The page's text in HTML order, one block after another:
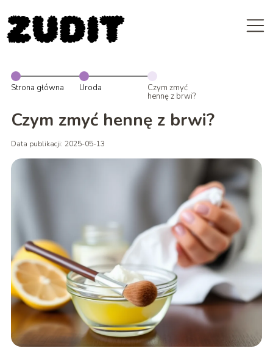
Strona główna Uroda Czym zmyć
hennę z brwi?
Czym zmyć hennę z brwi?
Data publikacji: 2025-05-13